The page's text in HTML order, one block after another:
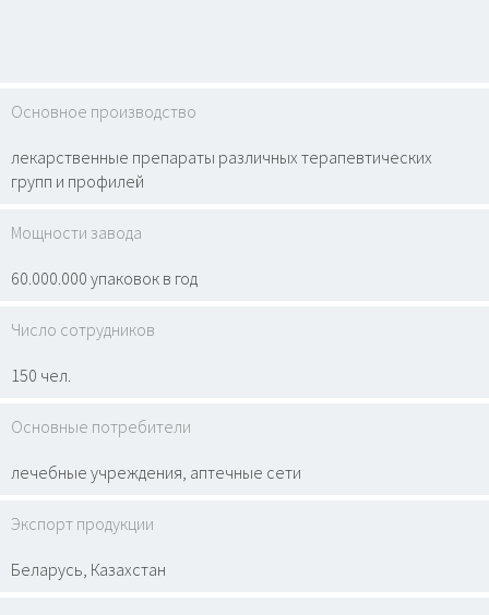
Основное производство
лекарственные препараты различных терапевтических
групп и профилей
Мощности завода
60.000.000 упаковок в год
Число сотрудников
150 чел.
Основные потребители
лечебные учреждения, аптечные сети
Экспорт продукции
Беларусь, Казахстан